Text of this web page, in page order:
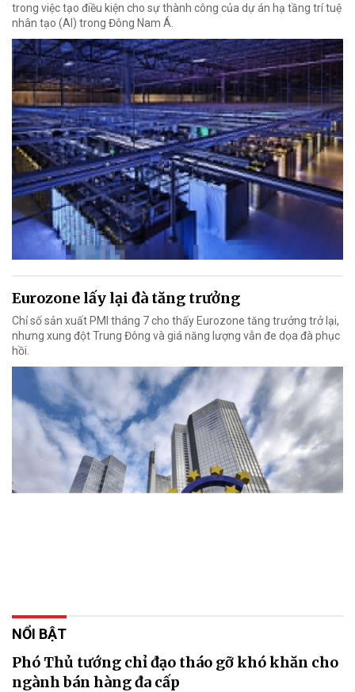
trong việc tạo điều kiện cho sự thành công của dự án hạ tầng trí tuệ
nhân tạo (AI) trong Đông Nam Á.
Eurozone lấy lại đà tăng trưởng
Chỉ số sản xuất PMI tháng 7 cho thấy Eurozone tăng trưởng trở lại,
nhưng xung đột Trung Đông và giá năng lượng vẫn đe dọa đà phục
hồi.
NỔI BẬT
Phó Thủ tướng chỉ đạo tháo gỡ khó khăn cho
ngành bán hàng đa cấp